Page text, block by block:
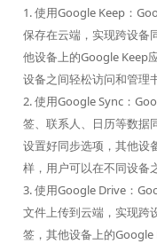
1. 使用Google Keep：
保存在云端，实现跨设备
他设备上的Google Keep
设备之间轻松访问和管理
2. 使用Google Sync：
签、联系人、日历等数据
设置好同步选项，其他设
样，用户可以在不同设备
3. 使用Google Drive：
文件上传到云端，实现跨
签，其他设备上的